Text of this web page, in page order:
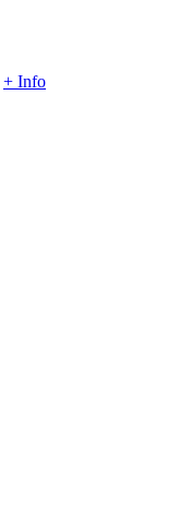
+ Info